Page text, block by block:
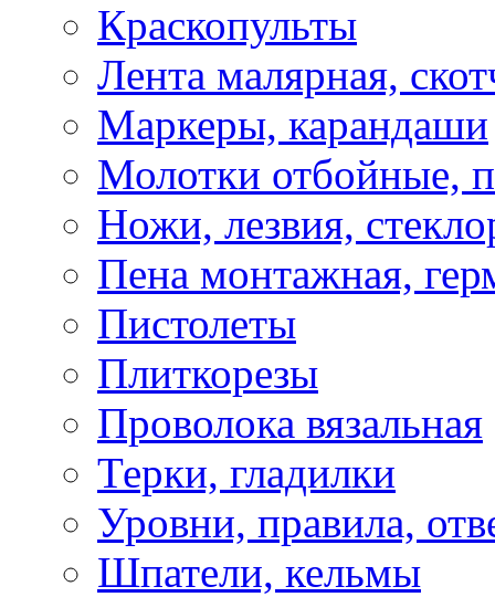
Краскопульты
Лента малярная,
Маркеры, карандаши
Молотки отбойные,
Ножи, лезвия,
Пена монтажная,
Пистолеты
Плиткорезы
Проволока вязальная
Терки, гладилки
Уровни, правила,
Шпатели, кельмы